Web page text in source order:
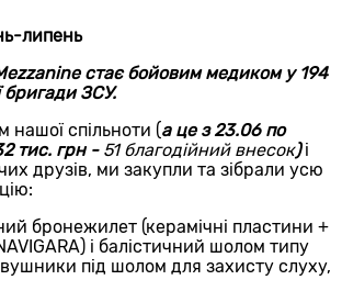
липень
стає бойовим медиком у 194
бригади ЗСУ.
нашої спільноти (а це з 23.06 по
тис. грн - 51 благодійний внесок)і
друзів, ми закупли та зібрали усю
бронежилет (керамічні пластини +
і балістичний шолом типу
під шолом для захисту слуху,